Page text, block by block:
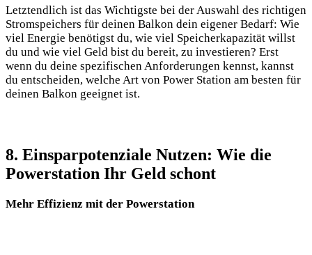
Letztendlich ist das Wichtigste bei der Auswahl des richtigen
Stromspeichers für deinen Balkon dein eigener Bedarf: Wie
viel Energie benötigst du, wie viel Speicherkapazität willst
du und wie viel Geld bist du bereit, zu investieren? Erst
wenn du deine spezifischen Anforderungen kennst, kannst
du entscheiden, welche Art von Power Station am besten für
deinen Balkon geeignet ist.
8. Einsparpotenziale Nutzen: Wie die
Powerstation Ihr Geld schont
Mehr Effizienz mit der Powerstation